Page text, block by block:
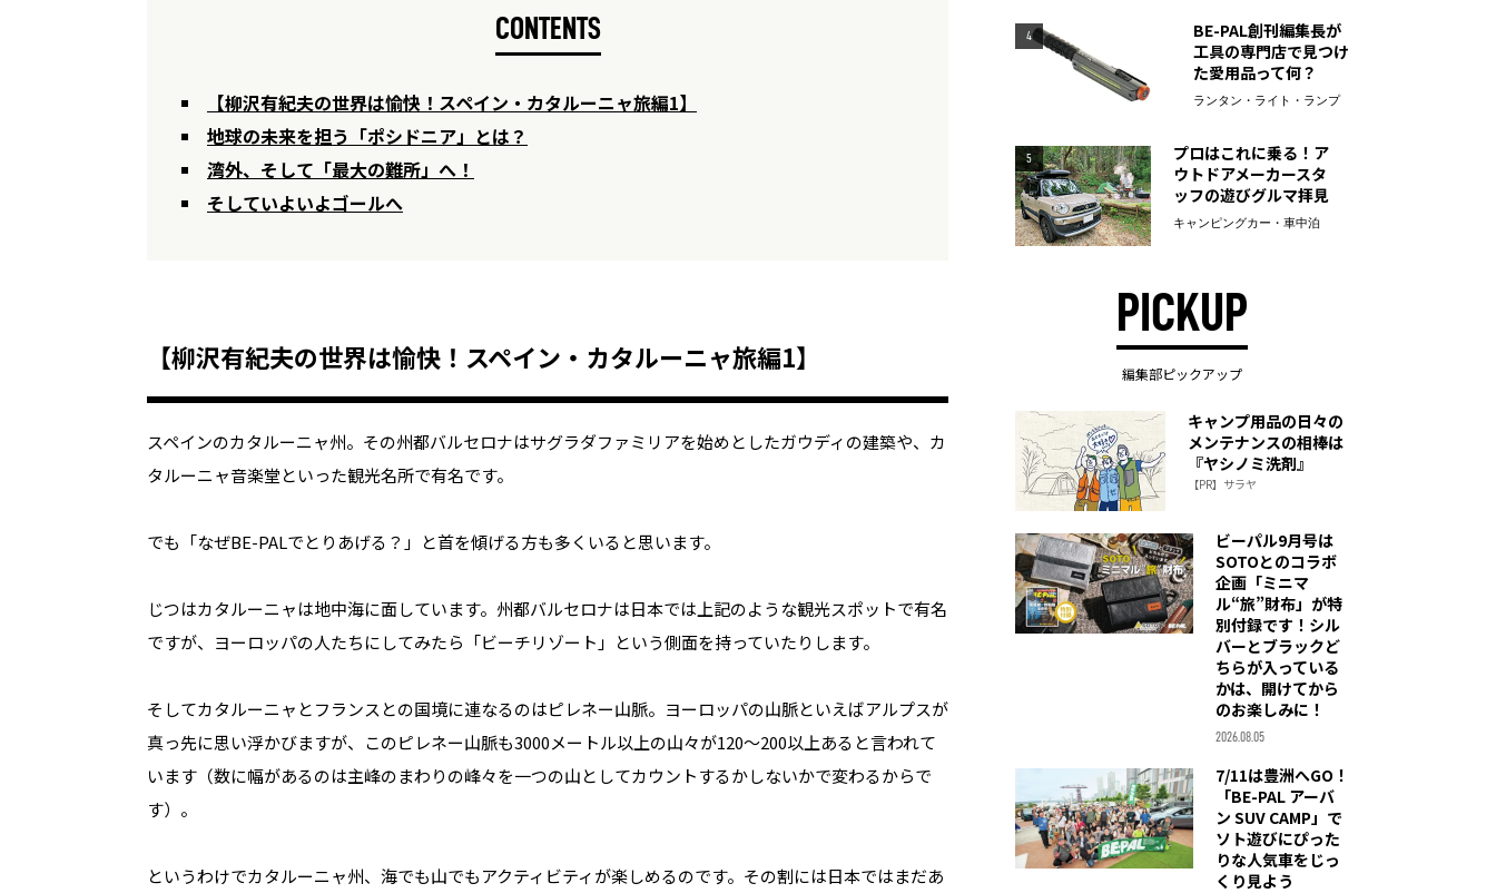
CONTENTS
【柳沢有紀夫の世界は愉快！スペイン・カタルーニャ旅編1】
地球の未来を担う「ポシドニア」とは？
湾外、そして「最大の難所」へ！
そしていよいよゴールへ
【柳沢有紀夫の世界は愉快！スペイン・カタルーニャ旅編1】
スペインのカタルーニャ州。その州都バルセロナはサグラダファミリアを始めとしたガウディの建築や、カ
タルーニャ音楽堂といった観光名所で有名です。
でも「なぜBE-PALでとりあげる？」と首を傾げる方も多くいると思います。
じつはカタルーニャは地中海に面しています。州都バルセロナは日本では上記のような観光スポットで有名
ですが、ヨーロッパの人たちにしてみたら「ビーチリゾート」という側面を持っていたりします。
そしてカタルーニャとフランスとの国境に連なるのはピレネー山脈。ヨーロッパの山脈といえばアルプスが
真っ先に思い浮かびますが、このピレネー山脈も3000メートル以上の山々が120～200以上あると言われて
います（数に幅があるのは主峰のまわりの峰々を一つの山としてカウントするかしないかで変わるからで
す）。
というわけでカタルーニャ州、海でも山でもアクティビティが楽しめるのです。その割には日本ではまだあ
4
BE-PAL創刊編集長が
工具の専門店で見つけ
た愛用品って何？
ランタン・ライト・ランプ
5
プロはこれに乗る！ア
ウトドアメーカースタ
ッフの遊びグルマ拝見
キャンピングカー・車中泊
PICKUP
編集部ピックアップ
キャンプ用品の日々の
メンテナンスの相棒は
『ヤシノミ洗剤』
【PR】サラヤ
ビーパル9月号は
SOTOとのコラボ
企画「ミニマ
ル“旅”財布」が特
別付録です！シル
バーとブラックど
ちらが入っている
かは、開けてから
のお楽しみに！
2026.08.05
7/11は豊洲へGO！
「BE-PAL アーバ
ン SUV CAMP」で
ソト遊びにぴった
りな人気車をじっ
くり見よう